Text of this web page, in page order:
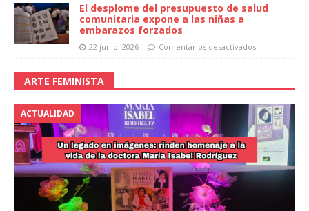
El desplome del presupuesto de salud
comunitaria expone a las niñas a
embarazos forzados
22 junio, 2026 Comentarios desactivados
ARTE FEMINISTA
ACTUALIDAD